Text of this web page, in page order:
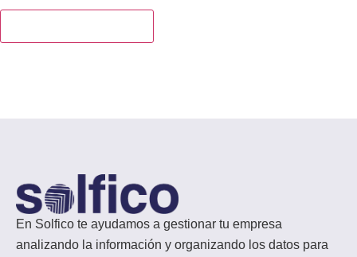
En Solfico te ayudamos a gestionar tu empresa
analizando la información y organizando los datos para